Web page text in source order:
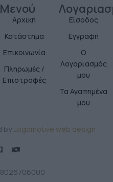
Μενού
Αρχική
Κατάστημα
Επικοινωνία
Πληρωμές /
Επιστροφές
Είσοδος
Εγγραφή
Ο
Λογαριασμός
μου
Τα Αγαπημένα
μου
by Logomotive web design